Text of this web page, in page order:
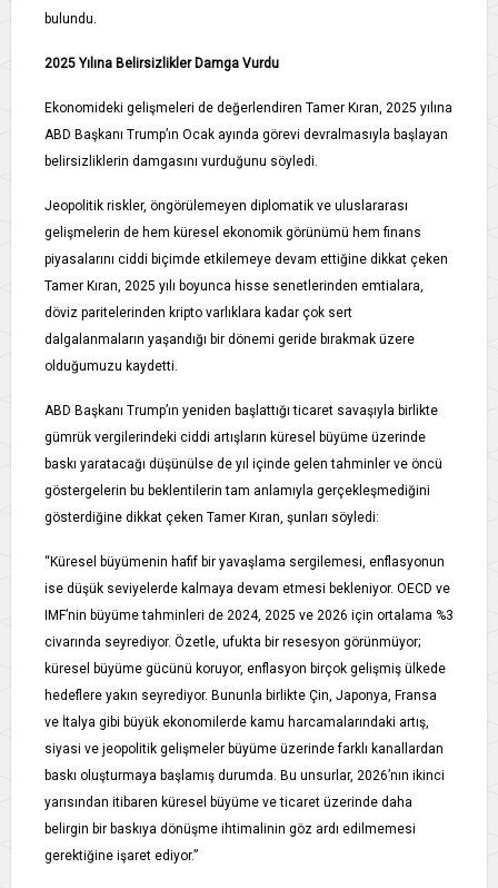
bulundu.
2025 Yılına Belirsizlikler Damga Vurdu
Ekonomideki gelişmeleri de değerlendiren Tamer Kıran, 2025 yılına
ABD Başkanı Trump’ın Ocak ayında görevi devralmasıyla başlayan
belirsizliklerin damgasını vurduğunu söyledi.
Jeopolitik riskler, öngörülemeyen diplomatik ve uluslararası
gelişmelerin de hem küresel ekonomik görünümü hem finans
piyasalarını ciddi biçimde etkilemeye devam ettiğine dikkat çeken
Tamer Kıran, 2025 yılı boyunca hisse senetlerinden emtialara,
döviz paritelerinden kripto varlıklara kadar çok sert
dalgalanmaların yaşandığı bir dönemi geride bırakmak üzere
olduğumuzu kaydetti.
ABD Başkanı Trump’ın yeniden başlattığı ticaret savaşıyla birlikte
gümrük vergilerindeki ciddi artışların küresel büyüme üzerinde
baskı yaratacağı düşünülse de yıl içinde gelen tahminler ve öncü
göstergelerin bu beklentilerin tam anlamıyla gerçekleşmediğini
gösterdiğine dikkat çeken Tamer Kıran, şunları söyledi:
“Küresel büyümenin hafif bir yavaşlama sergilemesi, enflasyonun
ise düşük seviyelerde kalmaya devam etmesi bekleniyor. OECD ve
IMF’nin büyüme tahminleri de 2024, 2025 ve 2026 için ortalama %3
civarında seyrediyor. Özetle, ufukta bir resesyon görünmüyor;
küresel büyüme gücünü koruyor, enflasyon birçok gelişmiş ülkede
hedeflere yakın seyrediyor. Bununla birlikte Çin, Japonya, Fransa
ve İtalya gibi büyük ekonomilerde kamu harcamalarındaki artış,
siyasi ve jeopolitik gelişmeler büyüme üzerinde farklı kanallardan
baskı oluşturmaya başlamış durumda. Bu unsurlar, 2026’nın ikinci
yarısından itibaren küresel büyüme ve ticaret üzerinde daha
belirgin bir baskıya dönüşme ihtimalinin göz ardı edilmemesi
gerektiğine işaret ediyor.”